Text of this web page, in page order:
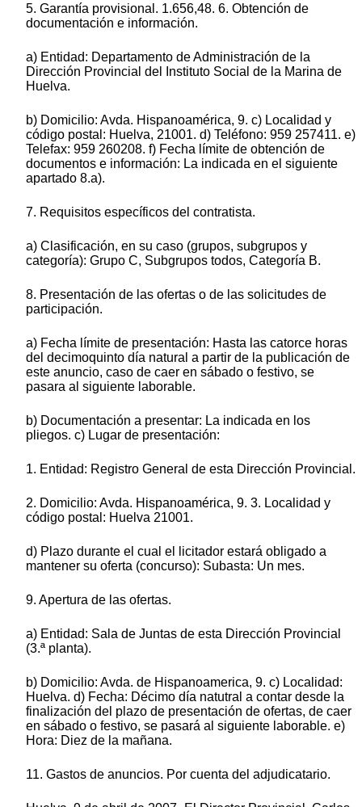
5. Garantía provisional. 1.656,48. 6. Obtención de
documentación e información.
a) Entidad: Departamento de Administración de la
Dirección Provincial del Instituto Social de la Marina de
Huelva.
b) Domicilio: Avda. Hispanoamérica, 9. c) Localidad y
código postal: Huelva, 21001. d) Teléfono: 959 257411. e)
Telefax: 959 260208. f) Fecha límite de obtención de
documentos e información: La indicada en el siguiente
apartado 8.a).
7. Requisitos específicos del contratista.
a) Clasificación, en su caso (grupos, subgrupos y
categoría): Grupo C, Subgrupos todos, Categoría B.
8. Presentación de las ofertas o de las solicitudes de
participación.
a) Fecha límite de presentación: Hasta las catorce horas
del decimoquinto día natural a partir de la publicación de
este anuncio, caso de caer en sábado o festivo, se
pasara al siguiente laborable.
b) Documentación a presentar: La indicada en los
pliegos. c) Lugar de presentación:
1. Entidad: Registro General de esta Dirección Provincial.
2. Domicilio: Avda. Hispanoamérica, 9. 3. Localidad y
código postal: Huelva 21001.
d) Plazo durante el cual el licitador estará obligado a
mantener su oferta (concurso): Subasta: Un mes.
9. Apertura de las ofertas.
a) Entidad: Sala de Juntas de esta Dirección Provincial
(3.ª planta).
b) Domicilio: Avda. de Hispanoamerica, 9. c) Localidad:
Huelva. d) Fecha: Décimo día natutral a contar desde la
finalización del plazo de presentación de ofertas, de caer
en sábado o festivo, se pasará al siguiente laborable. e)
Hora: Diez de la mañana.
11. Gastos de anuncios. Por cuenta del adjudicatario.